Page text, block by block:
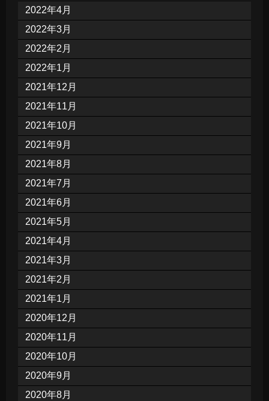
2022年4月
2022年3月
2022年2月
2022年1月
2021年12月
2021年11月
2021年10月
2021年9月
2021年8月
2021年7月
2021年6月
2021年5月
2021年4月
2021年3月
2021年2月
2021年1月
2020年12月
2020年11月
2020年10月
2020年9月
2020年8月